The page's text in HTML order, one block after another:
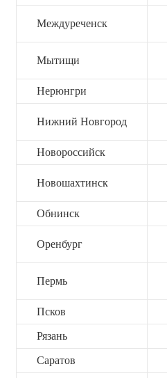
Междуреченск
Мытищи
Нерюнгри
Нижний Новгород
Новороссийск
Новошахтинск
Обнинск
Оренбург
Пермь
Псков
Рязань
Саратов